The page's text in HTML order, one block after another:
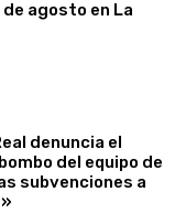
agosto en La
denuncia el
del equipo de
subvenciones a